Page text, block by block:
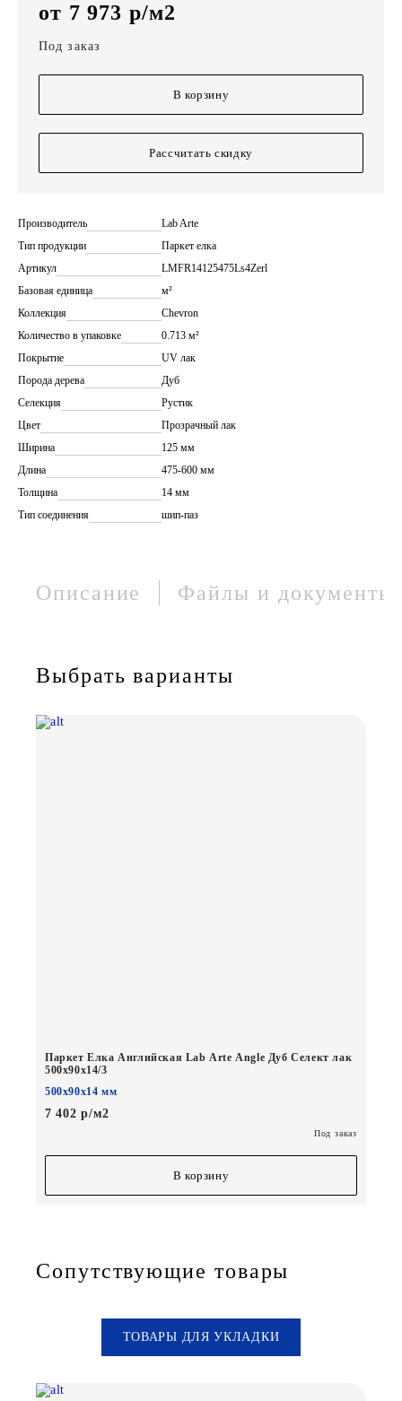
от 7 973 р/м2
Под заказ
В корзину
Рассчитать скидку
Производитель
Lab Arte
Тип продукции
Паркет елка
Артикул
LMFR14125475Ls4Zerl
Базовая единица
м²
Коллекция
Chevron
Количество в упаковке
0.713 м²
Покрытие
UV лак
Порода дерева
Дуб
Селекция
Рустик
Цвет
Прозрачный лак
Ширина
125 мм
Длина
475-600 мм
Толщина
14 мм
Тип соединения
шип-паз
Описание Файлы и документы
Выбрать варианты
Паркет Елка Английская Lab Arte Angle Дуб Селект лак
500х90х14/3
500х90х14 мм
7 402 р/м2
Под заказ
В корзину
Сопутствующие товары
ТОВАРЫ ДЛЯ УКЛАДКИ